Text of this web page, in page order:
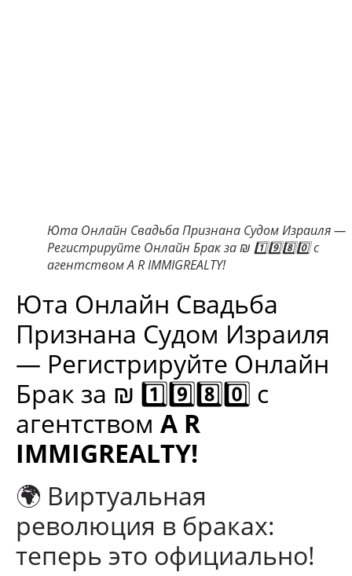
Юта Онлайн Свадьба Признана Судом Израиля —
Регистрируйте Онлайн Брак за ₪ 1️⃣9️⃣8️⃣0️⃣ с
агентством A R IMMIGREALTY!
Юта Онлайн Свадьба
Признана Судом Израиля
— Регистрируйте Онлайн
Брак за ₪ 1️⃣9️⃣8️⃣0️⃣ с
агентством A R
IMMIGREALTY!
🌍 Виртуальная
революция в браках:
теперь это официально!